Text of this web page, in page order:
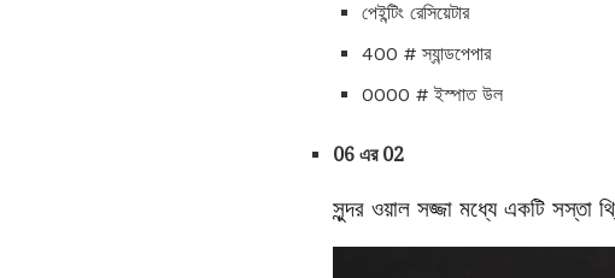
পেইন্টিং রেসিয়েটার
400 # স্যান্ডপেপার
0000 # ইস্পাত উল
06 এর 02
সুন্দর ওয়াল সজ্জা মধ্যে একটি সস্তা